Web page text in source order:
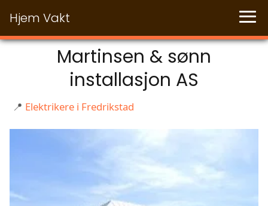
Hjem Vakt
Martinsen & sønn
installasjon AS
📍 Elektrikere i Fredrikstad